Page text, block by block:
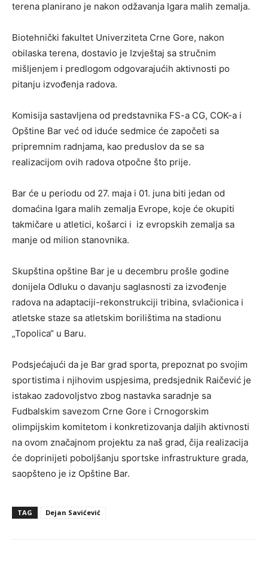
terena planirano je nakon odžavanja Igara malih zemalja.
Biotehnički fakultet Univerziteta Crne Gore, nakon
obilaska terena, dostavio je Izvještaj sa stručnim
mišljenjem i predlogom odgovarajućih aktivnosti po
pitanju izvođenja radova.
Komisija sastavljena od predstavnika FS-a CG, COK-a i
Opštine Bar već od iduće sedmice će započeti sa
pripremnim radnjama, kao preduslov da se sa
realizacijom ovih radova otpočne što prije.
Bar će u periodu od 27. maja i 01. juna biti jedan od
domaćina Igara malih zemalja Evrope, koje će okupiti
takmičare u atletici, košarci i iz evropskih zemalja sa
manje od milion stanovnika.
Skupština opštine Bar je u decembru prošle godine
donijela Odluku o davanju saglasnosti za izvođenje
radova na adaptaciji-rekonstrukciji tribina, svlačionica i
atletske staze sa atletskim borilištima na stadionu
„Topolica“ u Baru.
Podsjećajući da je Bar grad sporta, prepoznat po svojim
sportistima i njihovim uspjesima, predsjednik Raičević je
istakao zadovoljstvo zbog nastavka saradnje sa
Fudbalskim savezom Crne Gore i Crnogorskim
olimpijskim komitetom i konkretizovanja daljih aktivnosti
na ovom značajnom projektu za naš grad, čija realizacija
će doprinijeti poboljšanju sportske infrastrukture grada,
saopšteno je iz Opštine Bar.
TAG Dejan Savićević